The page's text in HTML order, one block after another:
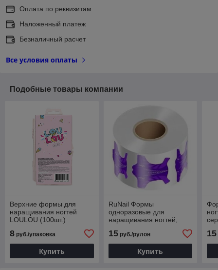
Оплата по реквизитам
Наложенный платеж
Безналичный расчет
Все условия оплаты
Подобные товары компании
Верхние формы для
наращивания ногтей
LOULOU (100шт.)
8 руб./упаковка
Купить
RuNail Формы
одноразовые для
наращивания ногтей,
15руб./рулон
Купить
15